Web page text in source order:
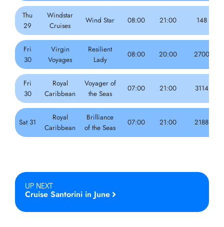
Thu
29
Windstar
Cruises
Wind Star 08:00 21:00 148
Fri
30
Virgin
Voyages
Resilient
Lady
08:00 20:00 2700
Fri
30
Royal
Caribbean
Voyager of
the Seas
07:00 21:00 3114
Sat 31
Royal
Caribbean
Brilliance
of the Seas
07:00 21:00 2188
UP NEXT
Cruise Santorini in June